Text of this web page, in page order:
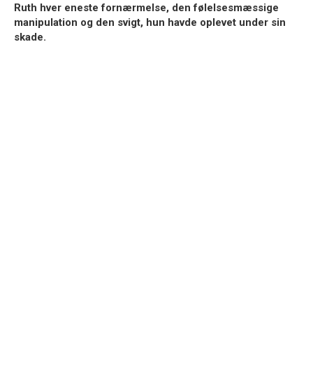
Ruth hver eneste fornærmelse, den følelsesmæssige
manipulation og den svigt, hun havde oplevet under sin
skade.